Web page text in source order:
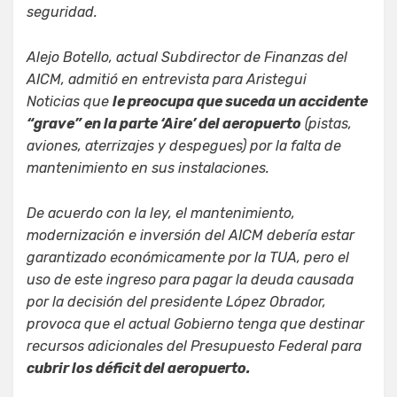
seguridad.
Alejo Botello, actual Subdirector de Finanzas del
AICM, admitió en entrevista paraAristegui
Noticias que le preocupa que suceda un accidente
“grave” en la parte ‘Aire’ del aeropuerto (pistas,
aviones, aterrizajes y despegues) por la falta de
mantenimiento en sus instalaciones.
De acuerdo con la ley, el mantenimiento,
modernización e inversión del AICM debería estar
garantizado económicamente por la TUA, pero el
uso de este ingreso para pagar la deuda causada
por la decisión del presidente López Obrador,
provoca que el actual Gobierno tenga que destinar
recursos adicionales del Presupuesto Federal para
cubrir los déficit del aeropuerto.